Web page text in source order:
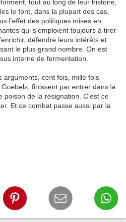
tout au long de leur histoire,
le font, dans la plupart des cas,
l'effet des politiques mises en
qui s'emploient toujours à tirer
défendre leurs intérêts et
le plus grand nombre. On est
interne de fermentation.
arguments, cent fois, mille fois
finissent par entrer dans la
poison de la résignation. C'est ce
Et ce combat passe aussi par la